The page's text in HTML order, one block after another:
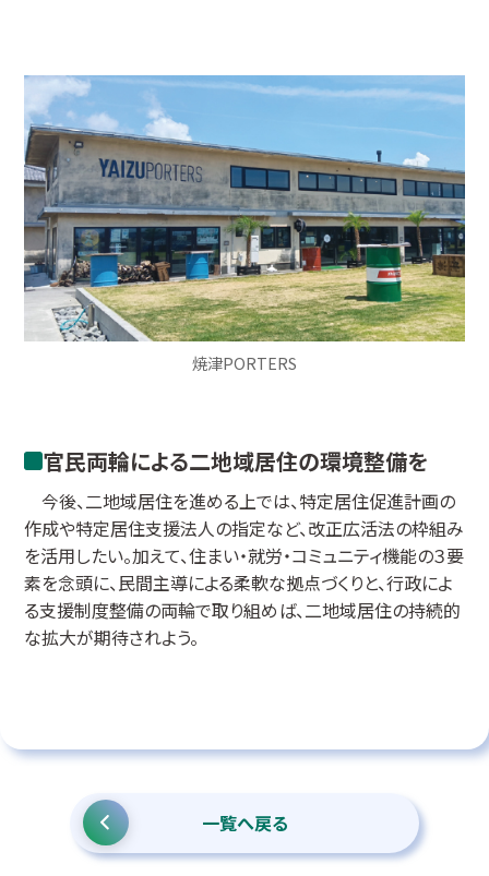
焼津PORTERS
官民両輪による二地域居住の環境整備を
今後、二地域居住を進める上では、特定居住促進計画の
作成や特定居住支援法人の指定など、改正広活法の枠組み
を活用したい。加えて、住まい・就労・コミュニティ機能の３要
素を念頭に、民間主導による柔軟な拠点づくりと、行政によ
る支援制度整備の両輪で取り組めば、二地域居住の持続的
な拡大が期待されよう。
一覧へ戻る